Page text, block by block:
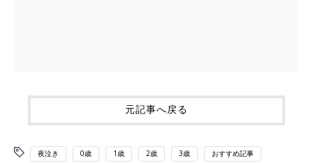
元記事へ戻る
夜泣き 0歳 1歳 2歳 3歳 おすすめ記事